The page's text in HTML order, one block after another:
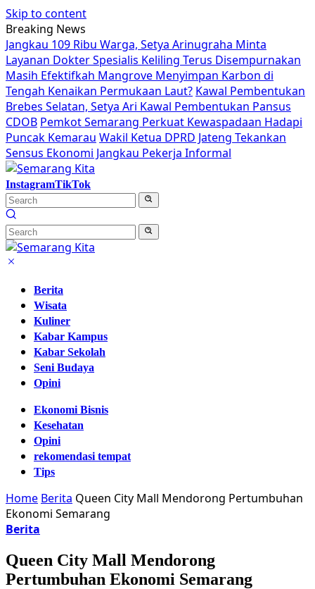
Skip to content
Breaking News
Jangkau 109 Ribu Warga, Setya Arinugraha Minta
Layanan Dokter Spesialis Keliling Terus Disempurnakan
Masih Efektifkah Mangrove Menyimpan Karbon di
Tengah Kenaikan Permukaan Laut? Kawal Pembentukan
Brebes Selatan, Setya Ari Kawal Pembentukan Pansus
CDOB Pemkot Semarang Perkuat Kewaspadaan Hadapi
Puncak Kemarau Wakil Ketua DPRD Jateng Tekankan
Sensus Ekonomi Jangkau Pekerja Informal
InstagramTikTok
Berita
Wisata
Kuliner
Kabar Kampus
Kabar Sekolah
Seni Budaya
Opini
Ekonomi Bisnis
Kesehatan
Opini
rekomendasi tempat
Tips
Home Berita Queen City Mall Mendorong Pertumbuhan
Ekonomi Semarang
Berita
Queen City Mall Mendorong
Pertumbuhan Ekonomi Semarang